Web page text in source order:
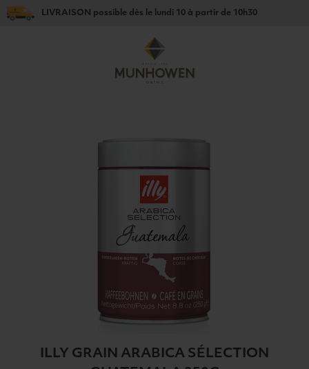
LIVRAISON possible dès le lundi 10 à partir de 10h30
ILLY GRAIN ARABICA SÉLECTION